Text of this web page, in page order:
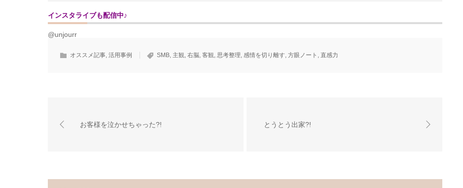
インスタライブも配信中♪
@unjourr
オススメ記事, 活用事例 SMB, 主観, 右脳, 客観, 思考整理, 感情を切り離す, 方眼ノート , 直感力
お客様を泣かせちゃった?! とうとう出家?!